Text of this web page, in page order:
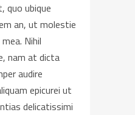
quo ubique
an, ut molestie
Nihil
nam at dicta
audire
epicurei ut
delicatissimi